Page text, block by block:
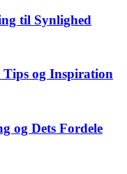
til Synlighed
og Inspiration
og Dets Fordele